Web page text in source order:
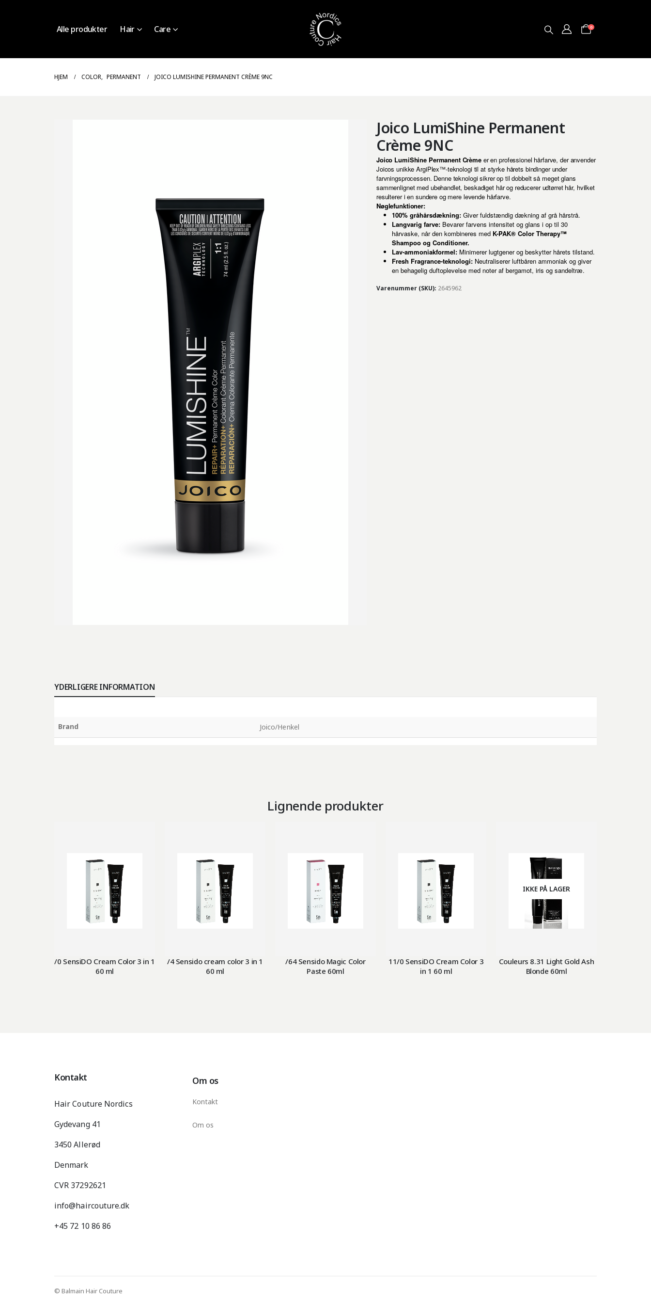
Alle produkter Hair Care 0
HJEM COLOR, PERMANENT JOICO LUMISHINE PERMANENT CRÈME 9NC
Joico LumiShine Permanent
Crème 9NC
Joico LumiShine Permanent Crèmeer en professionel hårfarve, der anvender
Joicos unikke ArgiPlex™-teknologi til at styrke hårets bindinger under
farvningsprocessen. Denne teknologi sikrer op til dobbelt så meget glans
sammenlignet med ubehandlet, beskadiget hår og reducerer udtørret hår, hvilket
resulterer i en sundere og mere levende hårfarve.
Nøglefunktioner:
100% gråhårsdækning: Giver fuldstændig dækning af grå hårstrå.
Langvarig farve: Bevarer farvens intensitet og glans i op til 30
hårvaske, når den kombineres med K-PAK® Color Therapy™
Shampoo og Conditioner.
Lav-ammoniakformel: Minimerer lugtgener og beskytter hårets tilstand.
Fresh Fragrance-teknologi: Neutraliserer luftbåren ammoniak og giver
en behagelig duftoplevelse med noter af bergamot, iris og sandeltræ.
Varenummer (SKU): 2645962
YDERLIGERE INFORMATION
Brand Joico/Henkel
Lignende produkter
/0 SensiDO Cream Color 3 in 1
60 ml
/4 Sensido cream color 3 in 1
60 ml
/64 Sensido Magic Color
Paste 60ml
11/0 SensiDO Cream Color 3
in 1 60 ml
IKKE PÅ LAGER
Couleurs 8.31 Light Gold Ash
Blonde 60ml
Kontakt
Hair Couture Nordics
Gydevang 41
3450 Allerød
Denmark
CVR 37292621
info@haircouture.dk
+45 72 10 86 86
Om os
Kontakt
Om os
© Balmain Hair Couture